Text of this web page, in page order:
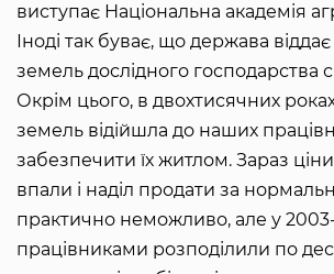
виступає Національна академія
Іноді так буває, що держава
земель дослідного господарства
Окрім цього, в двохтисячних
земель відійшла до наших
забезпечити їх житлом. Зараз
впали і наділ продати за
практично неможливо, але у
працівниками розподілили по